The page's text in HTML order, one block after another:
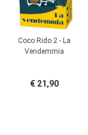
Coco Rido 2 - La
Vendemmia
€ 21,90